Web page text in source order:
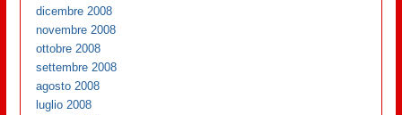
dicembre 2008
novembre 2008
ottobre 2008
settembre 2008
agosto 2008
luglio 2008